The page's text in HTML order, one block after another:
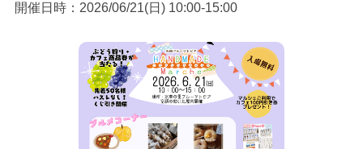
開催日時：2026/06/21(日) 10:00-15:00